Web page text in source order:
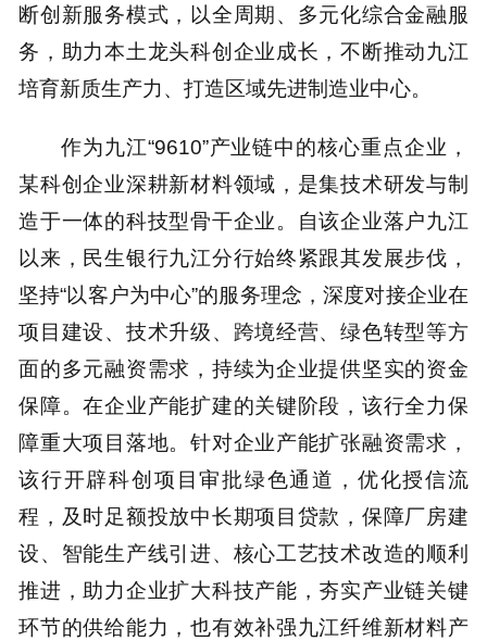
断创新服务模式，以全周期、多元化综合金融服
务，助力本土龙头科创企业成长，不断推动九江
培育新质生产力、打造区域先进制造业中心。
作为九江“9610”产业链中的核心重点企业，
某科创企业深耕新材料领域，是集技术研发与制
造于一体的科技型骨干企业。自该企业落户九江
以来，民生银行九江分行始终紧跟其发展步伐，
坚持“以客户为中心”的服务理念，深度对接企业在
项目建设、技术升级、跨境经营、绿色转型等方
面的多元融资需求，持续为企业提供坚实的资金
保障。在企业产能扩建的关键阶段，该行全力保
障重大项目落地。针对企业产能扩张融资需求，
该行开辟科创项目审批绿色通道，优化授信流
程，及时足额投放中长期项目贷款，保障厂房建
设、智能生产线引进、核心工艺技术改造的顺利
推进，助力企业扩大科技产能，夯实产业链关键
环节的供给能力，也有效补强九江纤维新材料产